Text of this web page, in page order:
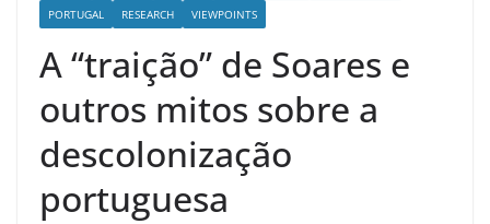
PORTUGAL
RESEARCH VIEWPOINTS
A “traição” de Soares e
outros mitos sobre a
descolonização
portuguesa